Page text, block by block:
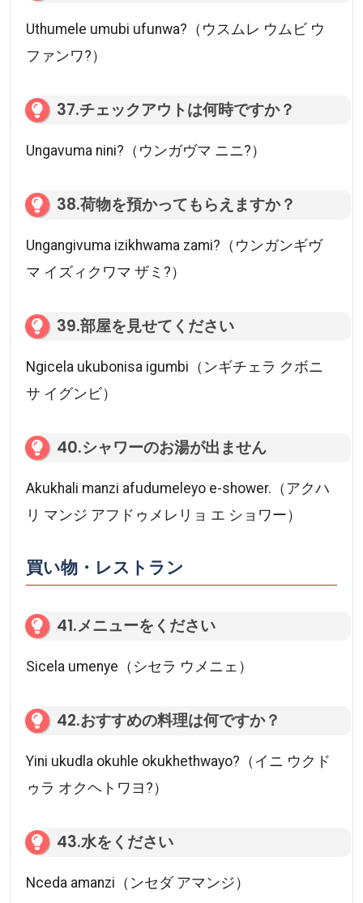
Uthumele umubi ufunwa?（ウスムレ ウムビ ウ
ファンワ?）
37.チェックアウトは何時ですか？
Ungavuma nini?（ウンガヴマ ニニ?）
38.荷物を預かってもらえますか？
Ungangivuma izikhwama zami?（ウンガンギヴ
マ イズィクワマ ザミ?）
39.部屋を見せてください
Ngicela ukubonisa igumbi（ンギチェラ クボニ
サ イグンビ）
40.シャワーのお湯が出ません
Akukhali manzi afudumeleyo e-shower.（アクハ
リ マンジ アフドゥメレリョ エ ショワー）
買い物・レストラン
41.メニューをください
Sicela umenye（シセラ ウメニェ）
42.おすすめの料理は何ですか？
Yini ukudla okuhle okukhethwayo?（イニ ウクド
ゥラ オクヘトワヨ?）
43.水をください
Nceda amanzi（ンセダ アマンジ）